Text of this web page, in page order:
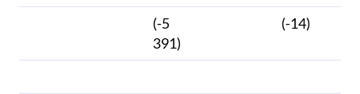
(-5
391)
(-14)